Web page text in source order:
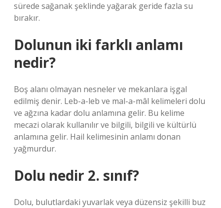
sürede sağanak şeklinde yağarak geride fazla su
bırakır.
Dolunun iki farklı anlamı
nedir?
Boş alanı olmayan nesneler ve mekanlara işgal
edilmiş denir. Leb-a-leb ve mal-a-mâl kelimeleri dolu
ve ağzına kadar dolu anlamına gelir. Bu kelime
mecazi olarak kullanılır ve bilgili, bilgili ve kültürlü
anlamına gelir. Hail kelimesinin anlamı donan
yağmurdur.
Dolu nedir 2. sınıf?
Dolu, bulutlardaki yuvarlak veya düzensiz şekilli buz